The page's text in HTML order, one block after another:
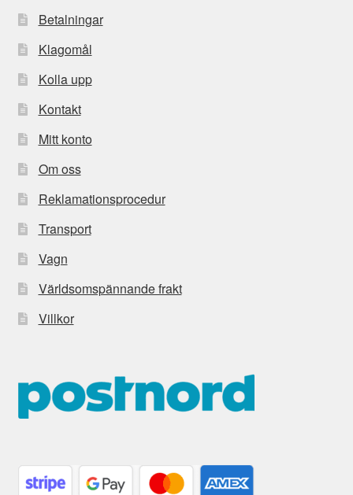
Betalningar
Klagomål
Kolla upp
Kontakt
Mitt konto
Om oss
Reklamationsprocedur
Transport
Vagn
Världsomspännande frakt
Villkor